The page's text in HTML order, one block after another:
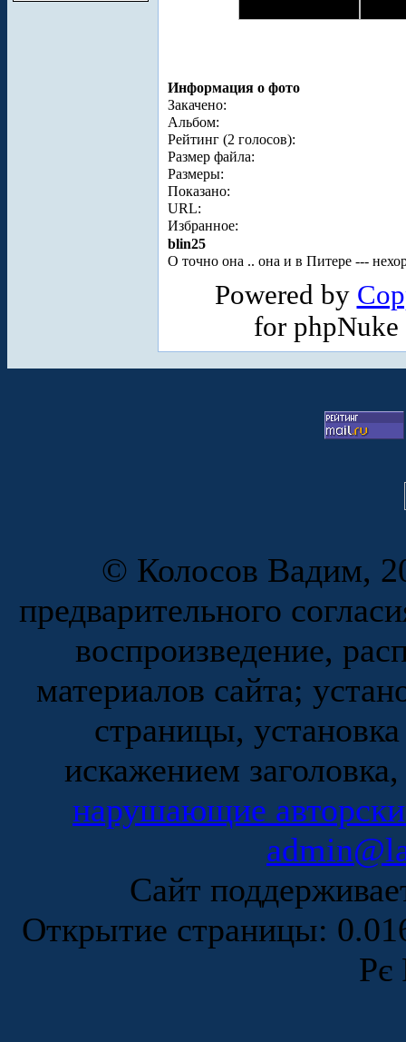
Информация о фото
Закачено:
Альбом:
Рейтинг (2 голосов):
Размер файла:
Размеры:
Показано:
URL:
Избранное:
blin25
О точно она .. она и в Питере ---
Powered by
for
© Колосов Вадим,
предварительного
воспроизведение,
материалов сайта;
страницы,
искажением
нарушающие
Сайт
Открытие страницы:
Рє